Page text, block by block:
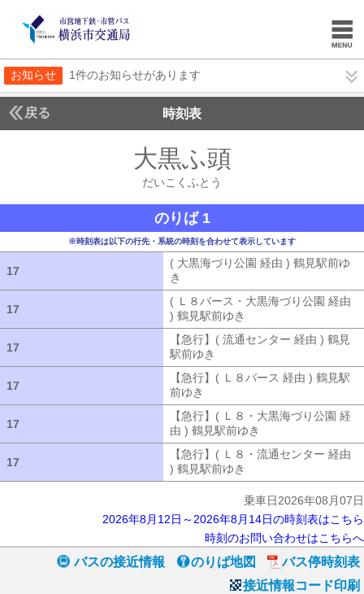
お知らせ 1件のお知らせがあります
戻る 時刻表
大黒ふ頭
だいこくふとう
のりば 1
※時刻表は以下の行先・系統の時刻を合わせて表示しています
17
( 大黒海づり公園 経由 ) 鶴見駅前ゆ
き
17
( Ｌ８バース・大黒海づり公園 経由
) 鶴見駅前ゆき
17
【急行】( 流通センター 経由 ) 鶴見
駅前ゆき
17
【急行】( Ｌ８バース 経由 ) 鶴見駅
前ゆき
17
【急行】( Ｌ８・大黒海づり公園 経
由 ) 鶴見駅前ゆき
17
【急行】( Ｌ８・流通センター 経由
) 鶴見駅前ゆき
乗車日2026年08月07日
2026年8月12日～2026年8月14日の時刻表はこちら
時刻のお問い合わせはこちらへ
バスの接近情報 のりば地図
バス停時刻表
接近情報コード印刷